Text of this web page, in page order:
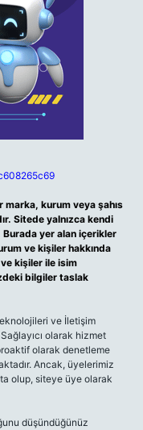
kurum veya şahıs
Sitede yalnızca kendi
Burada yer alan içerikler
ve kişiler hakkında
kişiler ile isim
bilgiler taslak
ve İletişim
olarak hizmet
olarak denetleme
Ancak, üyelerimiz
olup, siteye üye olarak
düşündüğünüz